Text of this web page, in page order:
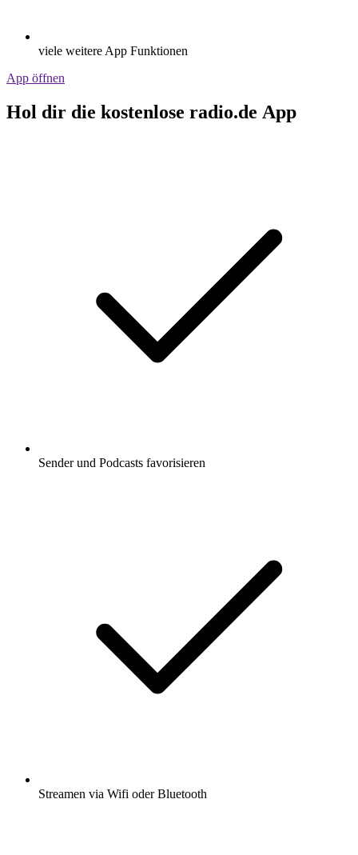
viele weitere App Funktionen
App öffnen
Hol dir die kostenlose radio.de App
Sender und Podcasts favorisieren
Streamen via Wifi oder Bluetooth